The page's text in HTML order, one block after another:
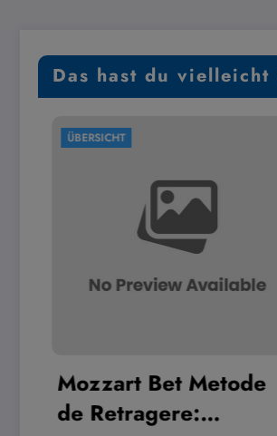
Das hast du vielleicht
ÜBERSICHT
Mozzart Bet Metode
de Retragere: